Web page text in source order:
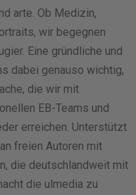
arte. Ob Medizin,
wir begegnen
Eine gründliche und
dabei genauso wichtig,
die wir mit
EB-Teams und
erreichen. Unterstützt
freien Autoren mit
die deutschlandweit mit
die ulmedia zu